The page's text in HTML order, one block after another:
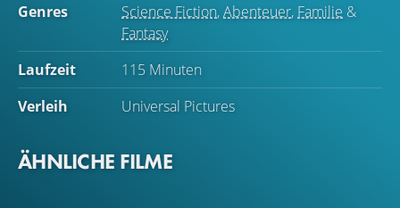
Genres Science Fiction,Abenteuer, Familie &
Fantasy
Laufzeit
115 Minuten
Verleih
Universal Pictures
ÄHNLICHE FILME